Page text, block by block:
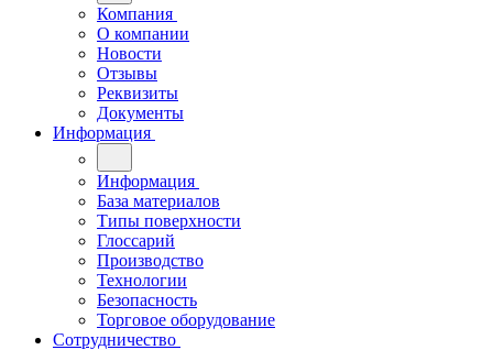
Компания
О компании
Новости
Отзывы
Реквизиты
Документы
Информация
Информация
База материалов
Типы поверхности
Глоссарий
Производство
Технологии
Безопасность
Торговое оборудование
Сотрудничество